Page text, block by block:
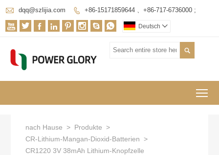
 dqq@szlijia.com  +86-15171859644 、+86-717-6736000 ;
        Deutsch 

nach Hause > Produkte >
CR-Lithium-Mangan-Dioxid-Batterien >
CR1220 3V 38mAh Lithium-Knopfzelle